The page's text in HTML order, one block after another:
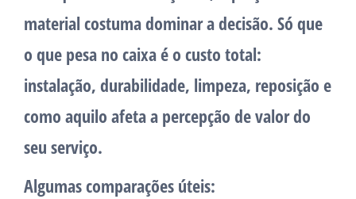
material costuma dominar a decisão. Só que
o que pesa no caixa é o custo total:
instalação, durabilidade, limpeza, reposição e
como aquilo afeta a percepção de valor do
seu serviço.
Algumas comparações úteis: